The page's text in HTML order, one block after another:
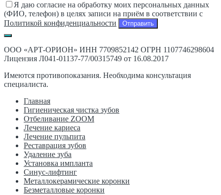
Я даю согласие на обработку моих персональных данных
(ФИО, телефон) в целях записи на приём в соответствии с
Политикой конфиденциальности
ООО «АРТ-ОРИОН» ИНН 7709852142 ОГРН 1107746298604
Лицензия Л041-01137-77/00315749 от 16.08.2017
Имеются противопоказания. Необходима консультация
специалиста.
Главная
Гигиеническая чистка зубов
Отбеливание ZOOM
Лечение кариеса
Лечение пульпита
Реставрация зубов
Удаление зуба
Установка импланта
Синус-лифтинг
Металлокерамические коронки
Безметалловые коронки